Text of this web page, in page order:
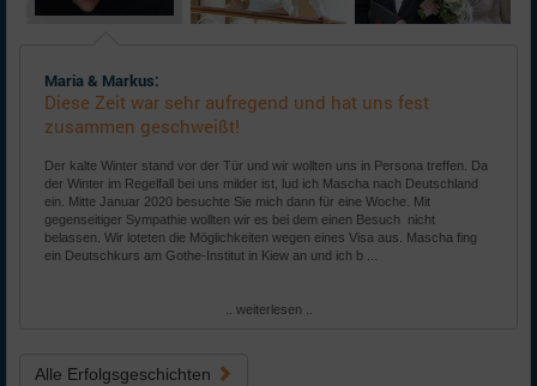
Maria & Markus:
Diese Zeit war sehr aufregend und hat uns fest
zusammen geschweißt!
Der kalte Winter stand vor der Tür und wir wollten uns in Persona treffen. Da
der Winter im Regelfall bei uns milder ist, lud ich Mascha nach Deutschland
ein. Mitte Januar 2020 besuchte Sie mich dann für eine Woche. Mit
gegenseitiger Sympathie wollten wir es bei dem einen Besuch nicht
belassen. Wir loteten die Möglichkeiten wegen eines Visa aus. Mascha fing
ein Deutschkurs am Gothe-Institut in Kiew an und ich b ...
.. weiterlesen ..
Alle Erfolgsgeschichten